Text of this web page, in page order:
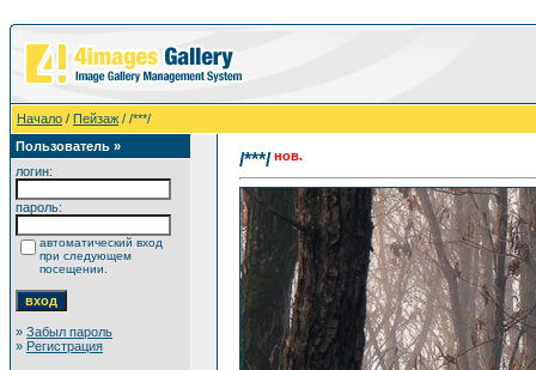
Начало / Пейзаж / /***/
Пользователь »
логин:
пароль:
автоматический вход
при следующем
посещении.
» Забыл пароль
» Регистрация
/***/ нов.